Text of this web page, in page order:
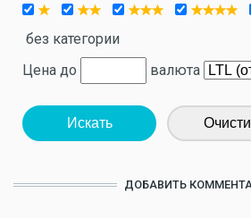
без категории
Цена до
валюта
Искать
ДОБАВИТЬ